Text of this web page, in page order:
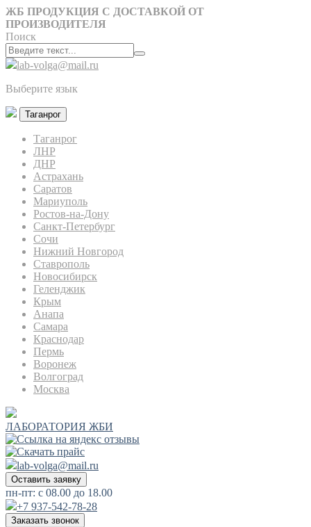
ЖБ ПРОДУКЦИЯ С ДОСТАВКОЙ ОТ
ПРОИЗВОДИТЕЛЯ
Поиск
lab-volga@mail.ru
Выберите язык
Таганрог
Таганрог
ЛНР
ДНР
Астрахань
Саратов
Мариуполь
Ростов-на-Дону
Санкт-Петербург
Сочи
Нижний Новгород
Ставрополь
Новосибирск
Геленджик
Крым
Анапа
Самара
Краснодар
Пермь
Воронеж
Волгоград
Москва
ЛАБОРАТОРИЯ ЖБИ
lab-volga@mail.ru
Оставить заявку
пн-пт: с 08.00 до 18.00
+7 937-542-78-28
Заказать звонок